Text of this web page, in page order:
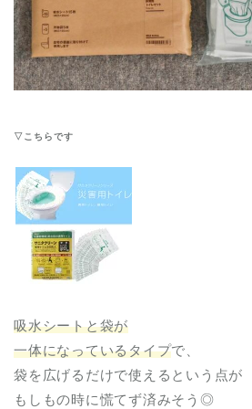
▽こちらです
吸水シートと袋が
一体になっているタイプで、
袋を広げるだけで使えるという点が
もしもの時に慌てず済みそう◎